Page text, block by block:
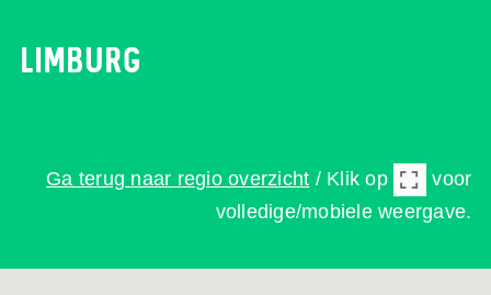
Limburg
Ga terug naar regio overzicht / Klik op
voor
volledige/mobiele weergave.